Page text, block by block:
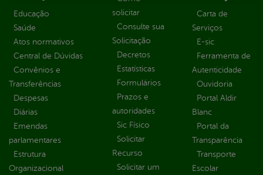
Educação
Saúde
Atos normativos
Central de Dúvidas
Convênios e
Transferências
Despesas
Diárias
Emendas
parlamentares
Estrutura
Organizacional
solicitar
Consulte sua
Solicitação
Decretos
Estatísticas
Formulários
Prazos e
autoridades
Sic Físico
Solicitar
Recurso
Solicitar um
Carta de
Serviços
E-sic
Ferramenta de
Autenticidade
Ouvidoria
Portal Aldir
Blanc
Portal da
Transparência
Transporte
Escolar